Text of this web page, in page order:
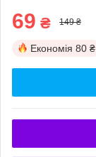
69 ₴ 149 ₴
Економія 80 ₴